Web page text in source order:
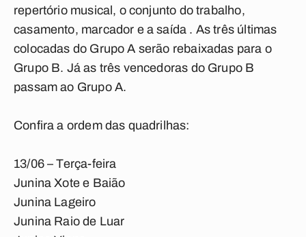
repertório musical, o conjunto do trabalho,
casamento, marcador e a saída . As três últimas
colocadas do Grupo A serão rebaixadas para o
Grupo B. Já as três vencedoras do Grupo B
passam ao Grupo A.
Confira a ordem das quadrilhas:
13/06 – Terça-feira
Junina Xote e Baião
Junina Lageiro
Junina Raio de Luar